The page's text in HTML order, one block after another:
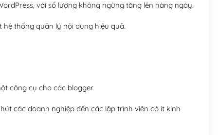
với số lượng không ngừng tăng lên hàng ngày.
thống quản lý nội dung hiệu quả.
công cụ cho các blogger.
các doanh nghiệp đến các lập trình viên có ít kinh